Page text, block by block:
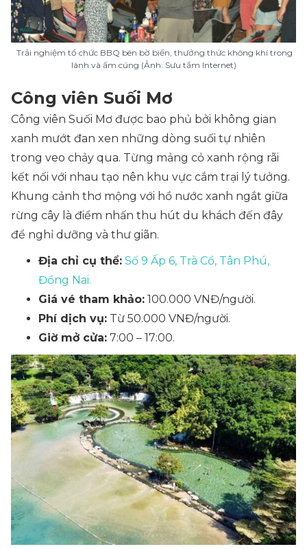
Trải nghiệm tổ chức BBQ bên bờ biển, thưởng thức không khí trong
lành và ấm cúng (Ảnh: Sưu tầm Internet)
Công viên Suối Mơ
Công viên Suối Mơ được bao phủ bởi không gian
xanh mướt đan xen những dòng suối tự nhiên
trong veo chảy qua. Từng mảng cỏ xanh rộng rãi
kết nối với nhau tạo nên khu vực cắm trại lý tưởng.
Khung cảnh thơ mộng với hồ nước xanh ngắt giữa
rừng cây là điểm nhấn thu hút du khách đến đây
để nghỉ dưỡng và thư giãn.
Địa chỉ cụ thể: Số 9 Ấp 6, Trà Cổ, Tân Phú,
Đồng Nai.
Giá vé tham khảo: 100.000 VNĐ/người.
Phí dịch vụ: Từ 50.000 VNĐ/người.
Giờ mở cửa: 7:00 – 17:00.